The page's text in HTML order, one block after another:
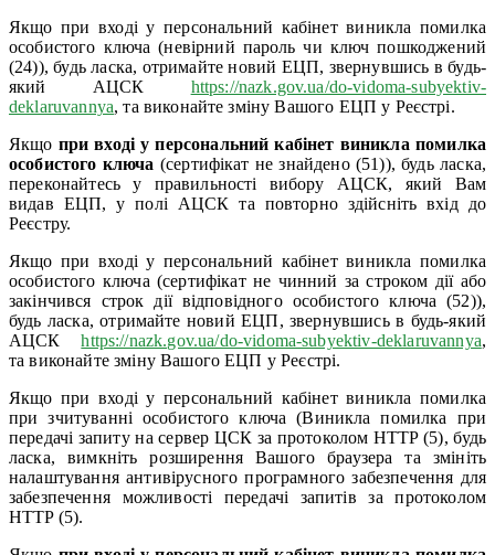
Якщо при вході у персональний кабінет виникла помилка
особистого ключа (невірний пароль чи ключ пошкоджений
(24)), будь ласка, отримайте новий ЕЦП, звернувшись в будь-
який АЦСК https://nazk.gov.ua/do-vidoma-subyektiv-
deklaruvannya, та виконайте зміну Вашого ЕЦП у Реєстрі.
Якщо при вході у персональний кабінет виникла помилка
особистого ключа (сертифікат не знайдено (51)), будь ласка,
переконайтесь у правильності вибору АЦСК, який Вам
видав ЕЦП, у полі АЦСК та повторно здійсніть вхід до
Реєстру.
Якщо при вході у персональний кабінет виникла помилка
особистого ключа (сертифікат не чинний за строком дії або
закінчився строк дії відповідного особистого ключа (52)),
будь ласка, отримайте новий ЕЦП, звернувшись в будь-який
АЦСКhttps://nazk.gov.ua/do-vidoma-subyektiv-deklaruvannya,
та виконайте зміну Вашого ЕЦП у Реєстрі.
Якщо при вході у персональний кабінет виникла помилка
при зчитуванні особистого ключа (Виникла помилка при
передачі запиту на сервер ЦСК за протоколом HTTP (5), будь
ласка, вимкніть розширення Вашого браузера та змініть
налаштування антивірусного програмного забезпечення для
забезпечення можливості передачі запитів за протоколом
HTTP (5).